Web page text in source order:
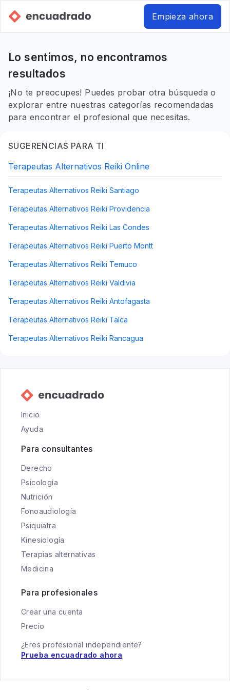
Empieza ahora
Lo sentimos, no encontramos
resultados
¡No te preocupes! Puedes probar otra búsqueda o
explorar entre nuestras categorías recomendadas
para encontrar el profesional que necesitas.
SUGERENCIAS PARA TI
Terapeutas Alternativos Reiki Online
Terapeutas Alternativos Reiki Santiago
Terapeutas Alternativos Reiki Providencia
Terapeutas Alternativos Reiki Las Condes
Terapeutas Alternativos Reiki Puerto Montt
Terapeutas Alternativos Reiki Temuco
Terapeutas Alternativos Reiki Valdivia
Terapeutas Alternativos Reiki Antofagasta
Terapeutas Alternativos Reiki Talca
Terapeutas Alternativos Reiki Rancagua
Inicio
Ayuda
Para consultantes
Derecho
Psicología
Nutrición
Fonoaudiología
Psiquiatra
Kinesiología
Terapias alternativas
Medicina
Para profesionales
Crear una cuenta
Precio
¿Eres profesional independiente?
Prueba encuadrado ahora